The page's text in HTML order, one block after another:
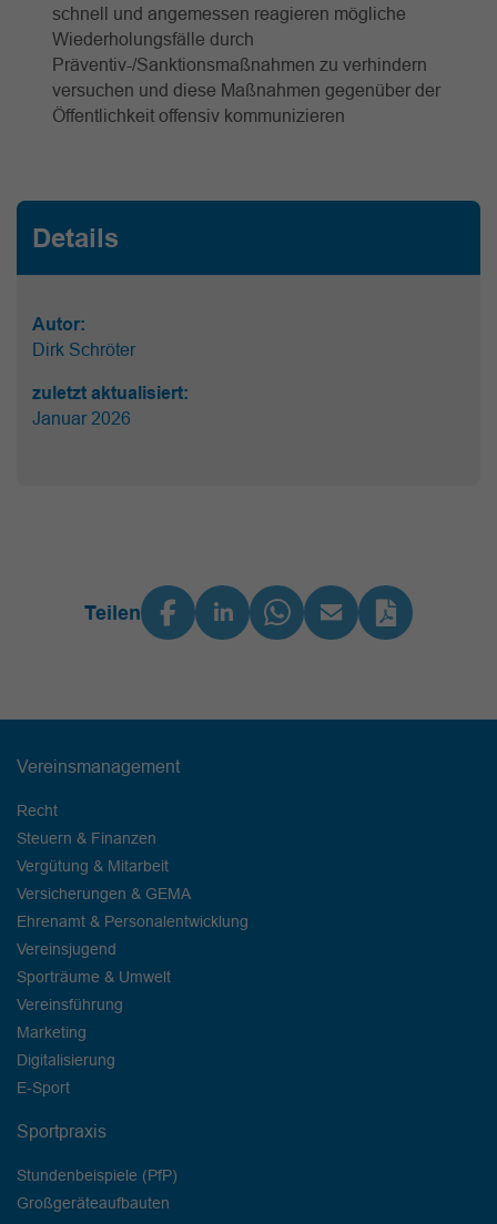
schnell und angemessen reagieren mögliche
Wiederholungsfälle durch
Präventiv-/Sanktionsmaßnahmen zu verhindern
versuchen und diese Maßnahmen gegenüber der
Öffentlichkeit offensiv kommunizieren
Details
Autor:
Dirk Schröter
zuletzt aktualisiert:
Januar 2026
Teilen
Vereinsmanagement
Recht
Steuern & Finanzen
Vergütung & Mitarbeit
Versicherungen & GEMA
Ehrenamt & Personalentwicklung
Vereinsjugend
Sporträume & Umwelt
Vereinsführung
Marketing
Digitalisierung
E-Sport
Sportpraxis
Stundenbeispiele (PfP)
Großgeräteaufbauten